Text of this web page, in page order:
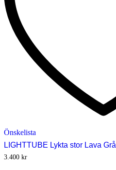
Önskelista
LIGHTTUBE Lykta stor Lava Grå
3.400 kr